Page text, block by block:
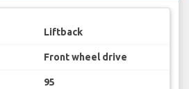
Liftback
Front wheel drive
95